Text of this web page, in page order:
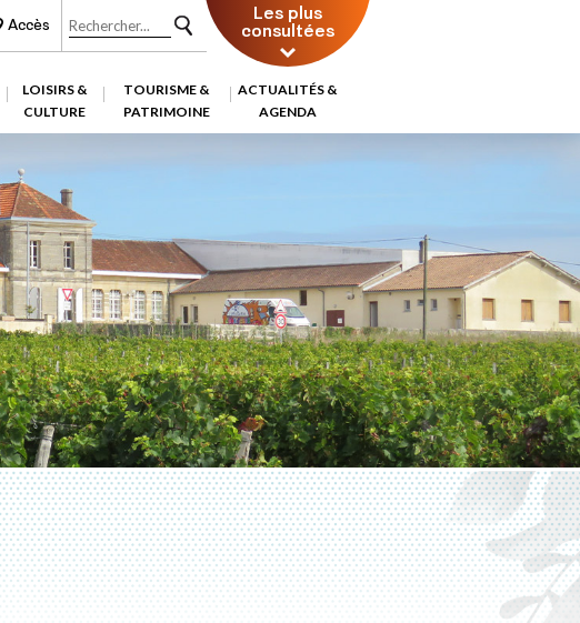
Accès Les plus
consultées
LOISIRS &
CULTURE
TOURISME &
PATRIMOINE
ACTUALITÉS &
AGENDA